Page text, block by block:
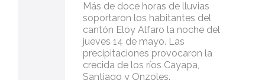
Más de doce horas de lluvias
soportaron los habitantes del
cantón Eloy Alfaro la noche del
jueves 14 de mayo. Las
precipitaciones provocaron la
crecida de los ríos Cayapa,
Santiago y Onzoles.